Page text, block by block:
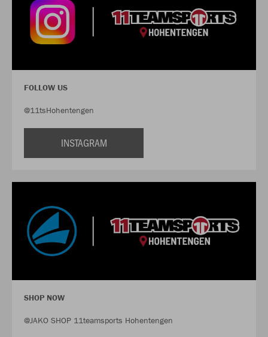
FOLLOW US
@11tsHohentengen
INSTAGRAM
SHOP NOW
@JAKO SHOP 11teamsports Hohentengen